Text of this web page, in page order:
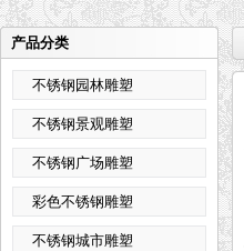
产品分类
不锈钢园林雕塑
不锈钢景观雕塑
不锈钢广场雕塑
彩色不锈钢雕塑
不锈钢城市雕塑